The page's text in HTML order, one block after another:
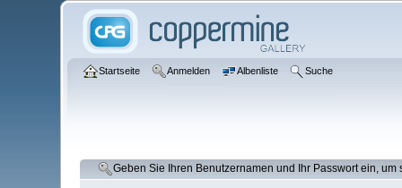
Startseite Anmelden Albenliste Suche
Geben Sie Ihren Benutzernamen und Ihr Passwort ein, um